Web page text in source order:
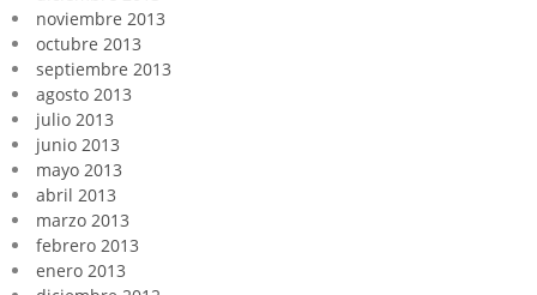
noviembre 2013
octubre 2013
septiembre 2013
agosto 2013
julio 2013
junio 2013
mayo 2013
abril 2013
marzo 2013
febrero 2013
enero 2013